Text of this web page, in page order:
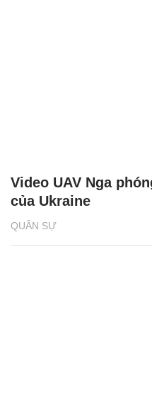
QUÂN SỰ
Video UAV Nga
của Ukraine